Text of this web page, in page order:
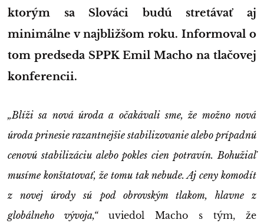
ktorým sa Slováci budú stretávať aj
minimálne v najbližšom roku. Informoval o
tom predseda SPPK Emil Macho na tlačovej
konferencii.
„Blíži sa nová úroda a očakávali sme, že možno nová
úroda prinesie razantnejšie stabilizovanie alebo prípadnú
cenovú stabilizáciu alebo pokles cien potravín. Bohužiaľ
musíme konštatovať, že tomu tak nebude. Aj ceny komodít
z novej úrody sú pod obrovským tlakom, hlavne z
globálneho vývoja,“uviedol Macho s tým, že